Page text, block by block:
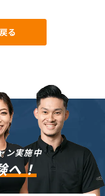
る
ン実施中
へ！